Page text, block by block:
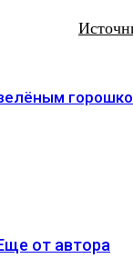
от автора